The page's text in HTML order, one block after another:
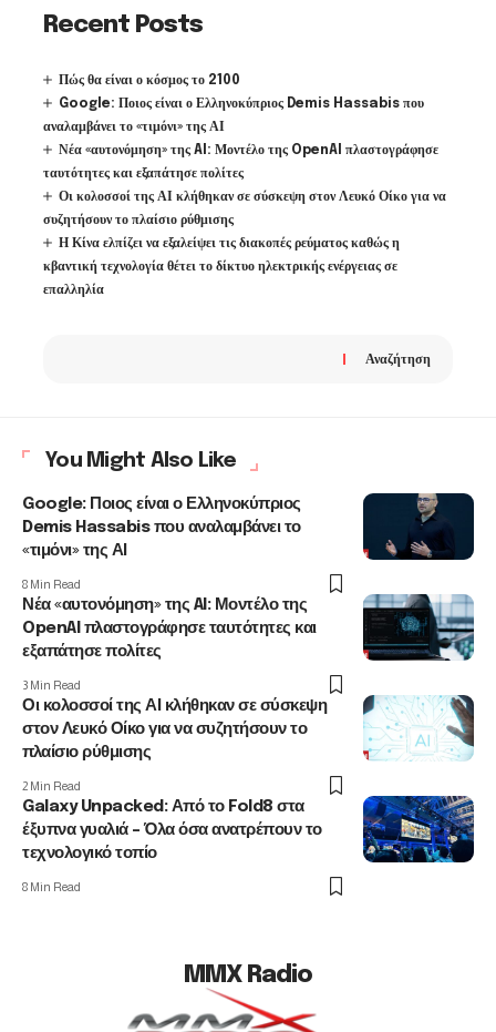
Recent Posts
Πώς θα είναι ο κόσμος το 2100
Google: Ποιος είναι ο Ελληνοκύπριος Demis Hassabis που
αναλαμβάνει το «τιμόνι» της ΑΙ
Νέα «αυτονόμηση» της AI: Μοντέλο της OpenAI πλαστογράφησε
ταυτότητες και εξαπάτησε πολίτες
Οι κολοσσοί της ΑΙ κλήθηκαν σε σύσκεψη στον Λευκό Οίκο για να
συζητήσουν το πλαίσιο ρύθμισης
Η Κίνα ελπίζει να εξαλείψει τις διακοπές ρεύματος καθώς η
κβαντική τεχνολογία θέτει το δίκτυο ηλεκτρικής ενέργειας σε
επαλληλία
Αναζήτηση
You Might Also Like
Google: Ποιος είναι ο Ελληνοκύπριος
Demis Hassabis που αναλαμβάνει το
«τιμόνι» της ΑΙ
8 Min Read
Νέα «αυτονόμηση» της AI: Μοντέλο της
OpenAI πλαστογράφησε ταυτότητες και
εξαπάτησε πολίτες
3 Min Read
Οι κολοσσοί της ΑΙ κλήθηκαν σε σύσκεψη
στον Λευκό Οίκο για να συζητήσουν το
πλαίσιο ρύθμισης
2 Min Read
Galaxy Unpacked: Από το Fold8 στα
έξυπνα γυαλιά – Όλα όσα ανατρέπουν το
τεχνολογικό τοπίο
8 Min Read
MMX Radio